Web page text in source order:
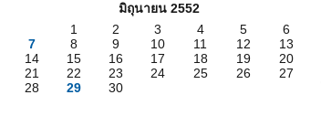
มิถุนายน 2552
1
2 3 4 5
6
7
8 9 10 11 12
13
14
15 16 17 18 19
20
21
22 23 24 25 26
27
28
29 30